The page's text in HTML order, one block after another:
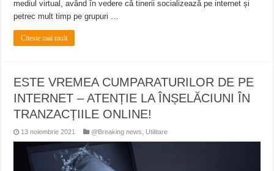
mediul virtual, având în vedere că tinerii socializează pe internet și
petrec mult timp pe grupuri …
Citeste mai mult
ESTE VREMEA CUMPARATURILOR DE PE
INTERNET – ATENȚIE LA ÎNȘELĂCIUNI ÎN
TRANZACȚIILE ONLINE!
13 noiembrie 2021 @Breaking news Utilitare